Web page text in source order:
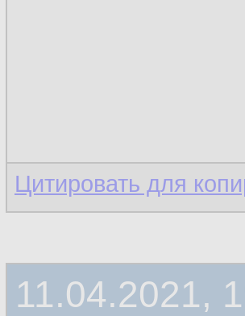
Цитировать для
11.04.2021,